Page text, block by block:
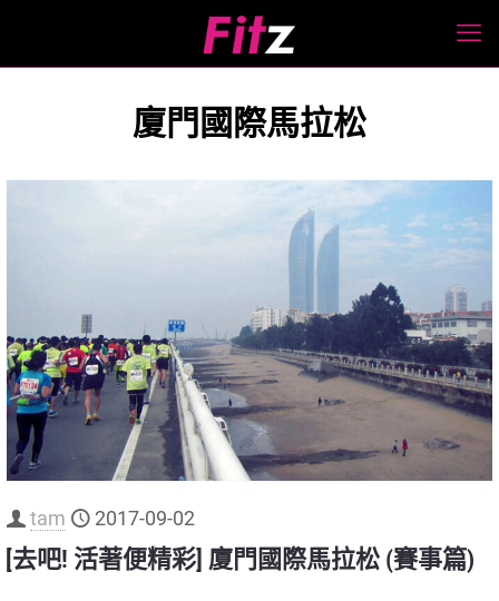
廈門國際馬拉松
tam 2017-09-02
[去吧! 活著便精彩] 廈門國際馬拉松 (賽事篇)